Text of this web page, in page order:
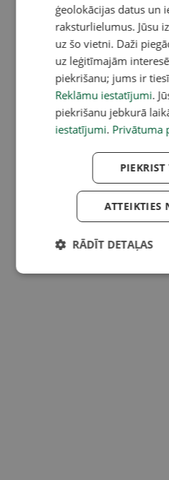
ģeolokācijas datus un
raksturlielumus. Jūsu
uz šo vietni. Daži
uz leģitīmajām
piekrišanu; jums ir
Reklāmu iestatījumi.
piekrišanu jebkurā
iestatījumi. Privātuma
ATTEIKTIES
RĀDĪT DETAĻAS